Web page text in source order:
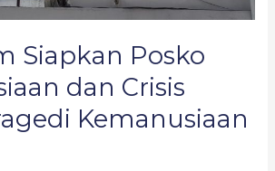
Siapkan Posko
dan Crisis
Kemanusiaan